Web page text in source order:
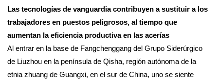
Las tecnologías de vanguardia contribuyen a sustituir a los
trabajadores en puestos peligrosos, al tiempo que
aumentan la eficiencia productiva en las acerías
Al entrar en la base de Fangchenggang del Grupo Siderúrgico
de Liuzhou en la península de Qisha, región autónoma de la
etnia zhuang de Guangxi, en el sur de China, uno se siente